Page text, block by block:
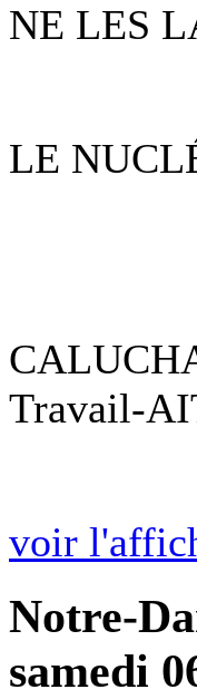
NE LES
LE
Travail-
voir
Notre-
samedi